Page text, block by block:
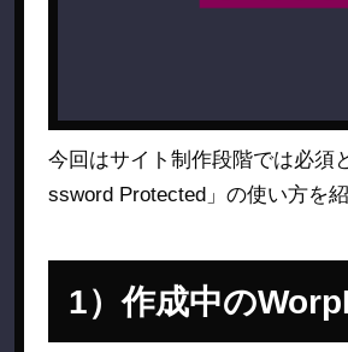
今回はサイト制作段階では必須
ssword Protected」の使い方を紹
作成中の